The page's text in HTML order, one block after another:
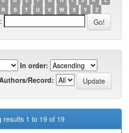
R S T U V W X Y Z
In order:
Record:
results 1 to 19 of 19